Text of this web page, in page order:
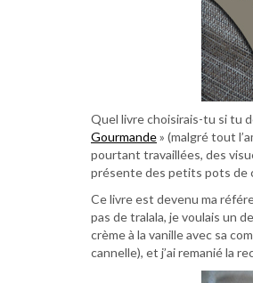
Quel livre choisirais-tu si tu
Gourmande» (malgré tout
pourtant travaillées, des
présente des petits pots de
Ce livre est devenu ma
pas de tralala, je voulais un
crème à la vanille avec sa
cannelle), et j’ai remanié la